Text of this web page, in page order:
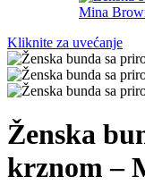
Kliknite za uvećanje
Ženska
krznom –